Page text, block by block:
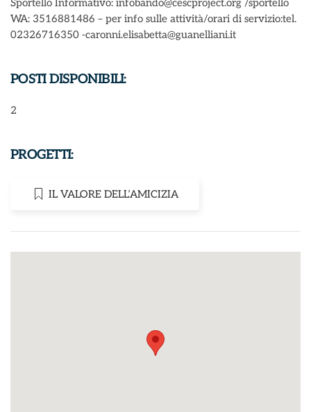
Sportello Informativo: infobando@cescproject.org /sportello
WA: 3516881486 – per info sulle attività/orari di servizio:tel.
02326716350 -caronni.elisabetta@guanelliani.it
POSTI DISPONIBILI:
2
PROGETTI:
IL VALORE DELL’AMICIZIA